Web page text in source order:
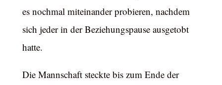
es nochmal miteinander probieren, nachdem
sich jeder in der Beziehungspause ausgetobt
hatte.
Die Mannschaft steckte bis zum Ende der